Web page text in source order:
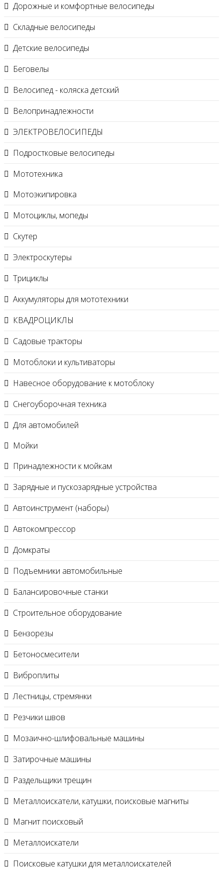
Дорожные и комфортные велосипеды
Складные велосипеды
Детские велосипеды
Беговелы
Велосипед - коляска детский
Велопринадлежности
ЭЛЕКТРОВЕЛОСИПЕДЫ
Подростковые велосипеды
Мототехника
Мотоэкипировка
Мотоциклы, мопеды
Скутер
Электроскутеры
Трициклы
Аккумуляторы для мототехники
КВАДРОЦИКЛЫ
Садовые тракторы
Мотоблоки и культиваторы
Навесное оборудование к мотоблоку
Снегоуборочная техника
Для автомобилей
Мойки
Принадлежности к мойкам
Зарядные и пускозарядные устройства
Автоинструмент (наборы)
Автокомпрессор
Домкраты
Подъемники автомобильные
Балансировочные станки
Строительное оборудование
Бензорезы
Бетоносмесители
Виброплиты
Лестницы, стремянки
Резчики швов
Мозаично-шлифовальные машины
Затирочные машины
Раздельщики трещин
Металлоискатели, катушки, поисковые магниты
Магнит поисковый
Металлоискатели
Поисковые катушки для металлоискателей